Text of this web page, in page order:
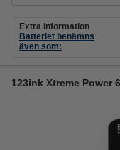
Extra information
Batteriet benämns
även som:
123ink Xtreme Power